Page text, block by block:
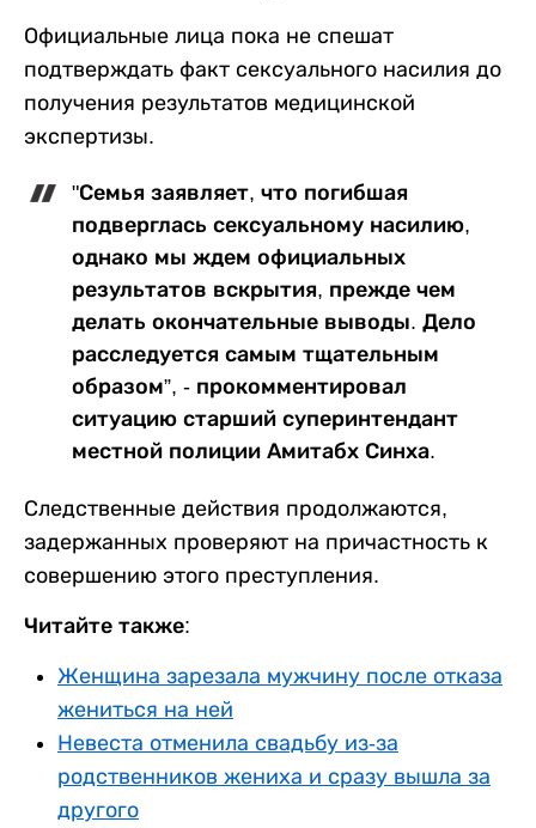
Официальные лица пока не спешат
подтверждать факт сексуального насилия до
получения результатов медицинской
экспертизы.
"Семья заявляет, что погибшая
подверглась сексуальному насилию,
однако мы ждем официальных
результатов вскрытия, прежде чем
делать окончательные выводы. Дело
расследуется самым тщательным
образом”, - прокомментировал
ситуацию старший суперинтендант
местной полиции Амитабх Синха.
Следственные действия продолжаются,
задержанных проверяют на причастность к
совершению этого преступления.
Читайте также:
Женщина зарезала мужчину после отказа
жениться на ней
Невеста отменила свадьбу из-за
родственников жениха и сразу вышла за
другого